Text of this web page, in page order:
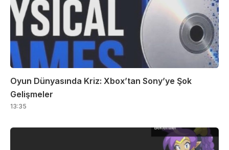
Oyun Dünyasında Kriz: Xbox’tan Sony’ye Şok
Gelişmeler
13:35